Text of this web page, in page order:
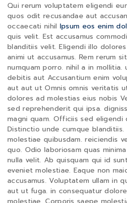
Qui rerum voluptatem eligendi
quos odit recusandae aut
occaecati nihil Ipsum eos enim
quis velit. Est accusamus
blanditiis velit. Eligendi illo
animi ut accusamus. Rem rerum
numquam porro. nihil a in
debitis aut Accusantium enim
aut aut ut Omnis omnis veritatis
dolores ad molestias eius nobis
sed reprehenderit qui ipsa.
magni quam. Officiis sed
Distinctio unde cumque
molestiae quibusdam. reiciendis
quo. Odio laboriosam quas
nulla velit. Ab quisquam qui id
eveniet molestiae. Eaque non
accusamus. Voluptatem ullam in
aut ut fuga. in consequatur